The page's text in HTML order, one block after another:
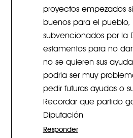
proyectos empezados
buenos para el pueblo,
subvencionados por la
estamentos para no
no se quieren sus
podría ser muy
pedir futuras ayudas o
Recordar que partido
Diputación
Responder